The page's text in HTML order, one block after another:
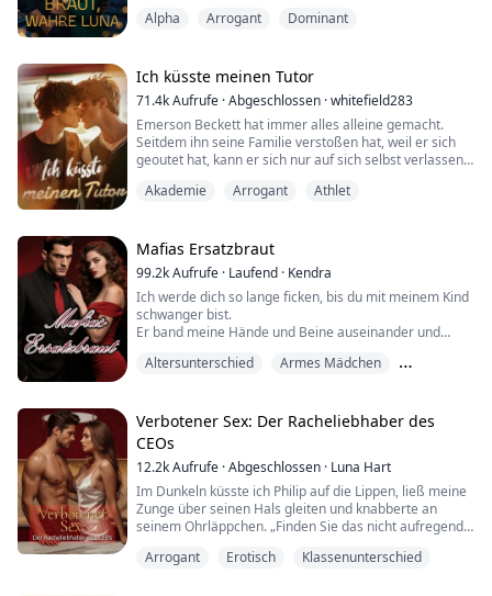
Bräutigam eintraf, ging er nicht zu Chloe, sondern zu
bist du noch nicht angezogen?“
Alpha Arrogant Dominant
Ich küsste meinen Tutor
71.4kAufrufe ·Abgeschlossen ·whitefield283
Emerson Beckett hat immer alles alleine gemacht.
Seitdem ihn seine Familie verstoßen hat, weil er sich
geoutet hat, kann er sich nur auf sich selbst verlassen.
California, möchte er nur sein Studium abschließen,
Wohnheimzimmer mit Adam Pierce—dem...
Akademie Arrogant Athlet
Mafias Ersatzbraut
99.2kAufrufe · Laufend · Kendra
Ich werde dich so lange ficken, bis du mit meinem Kind
schwanger bist.
Er band meine Hände und Beine auseinander und
langsam seine Hemdsärmel hochkrempelte.
tropfte meine Oberschenkel hinunter.
Er peitschte mich leicht mit der Reitpeitsche und befahl
m...
Altersunterschied
Armes Mädchen
Verbotener Sex: Der Racheliebhaber des
CEOs
12.2kAufrufe ·Abgeschlossen · Luna Hart
Im Dunkeln küsste ich Philip auf die Lippen, ließ meine
Zunge über seinen Hals gleiten und knabberte an
seinem Ohrläppchen. „Finden Sie das nicht aufregend,
glitt weiter nach unten und spürte durch seine Hose
Arrogant Erotisch Klassenunterschied